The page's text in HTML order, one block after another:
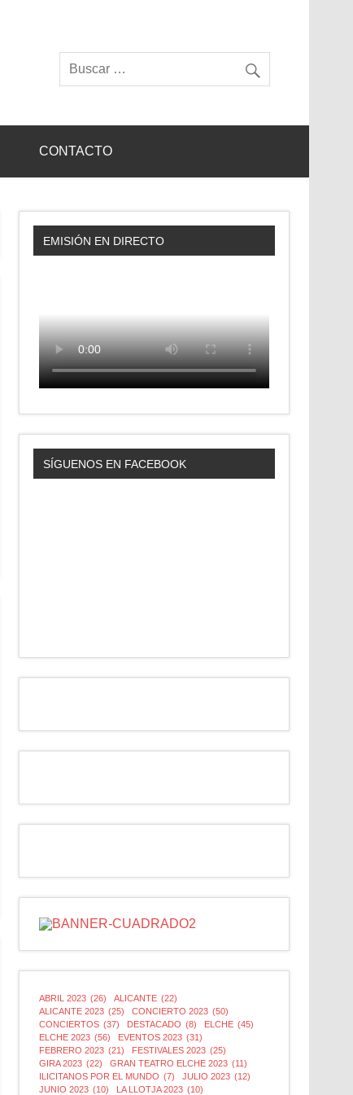
CONTACTO
EMISIÓN EN DIRECTO
SÍGUENOS EN FACEBOOK
ABRIL 2023 (26) ALICANTE (22)
ALICANTE 2023 (25) CONCIERTO 2023 (50)
CONCIERTOS (37) DESTACADO (8) ELCHE (45)
ELCHE 2023 (56) EVENTOS 2023 (31)
FEBRERO 2023 (21) FESTIVALES 2023 (25)
GIRA 2023 (22) GRAN TEATRO ELCHE 2023 (11)
ILICITANOS POR EL MUNDO (7) JULIO 2023 (12)
JUNIO 2023 (10) LA LLOTJA 2023 (10)